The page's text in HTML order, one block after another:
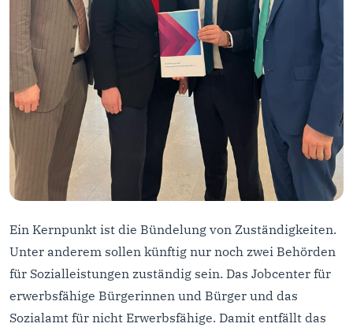
Ein Kernpunkt ist die Bündelung von Zuständigkeiten.
Unter anderem sollen künftig nur noch zwei Behörden
für Sozialleistungen zuständig sein. Das Jobcenter für
erwerbsfähige Bürgerinnen und Bürger und das
Sozialamt für nicht Erwerbsfähige. Damit entfällt das